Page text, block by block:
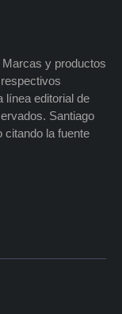
y productos
línea editorial de
Santiago
citando la fuente